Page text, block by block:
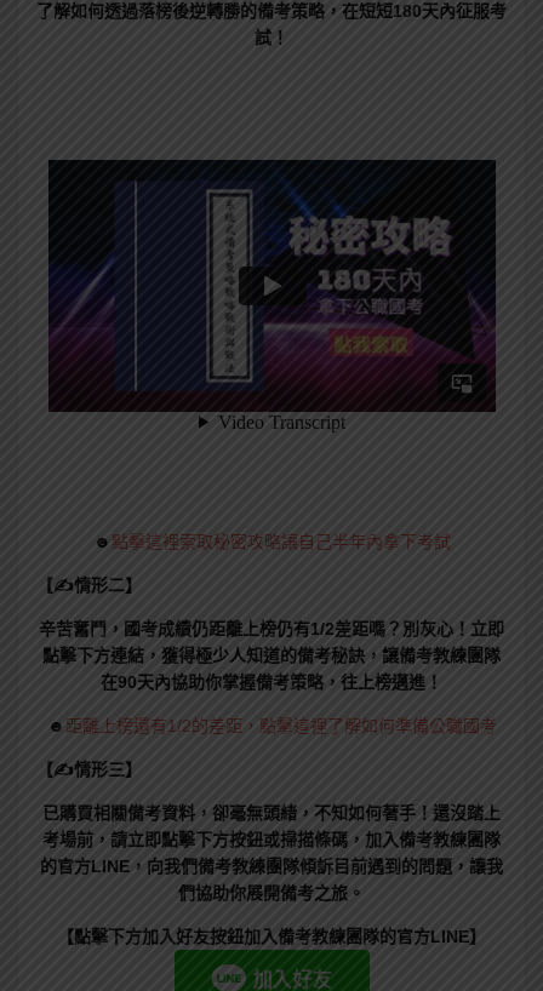
了解如何透過落榜後逆轉勝的備考策略，在短短180天內征服考
試！
☻ 點擊這裡索取秘密攻略讓自己半年內拿下考試
【✍情形二】
辛苦奮鬥，國考成績仍距離上榜仍有1/2差距嗎？別灰心！立即
點擊下方連結，獲得極少人知道的備考秘訣，讓備考教練團隊
在90天內協助你掌握備考策略，往上榜邁進！
☻ 距離上榜還有1/2的差距，點擊這裡了解如何準備公職國考
【✍情形三】
已購買相關備考資料，卻毫無頭緒，不知如何著手！還沒踏上
考場前，請立即點擊下方按鈕或掃描條碼，加入備考教練團隊
的官方LINE，向我們備考教練團隊傾訴目前遇到的問題，讓我
們協助你展開備考之旅。
【點擊下方加入好友按鈕加入備考教練團隊的官方LINE】